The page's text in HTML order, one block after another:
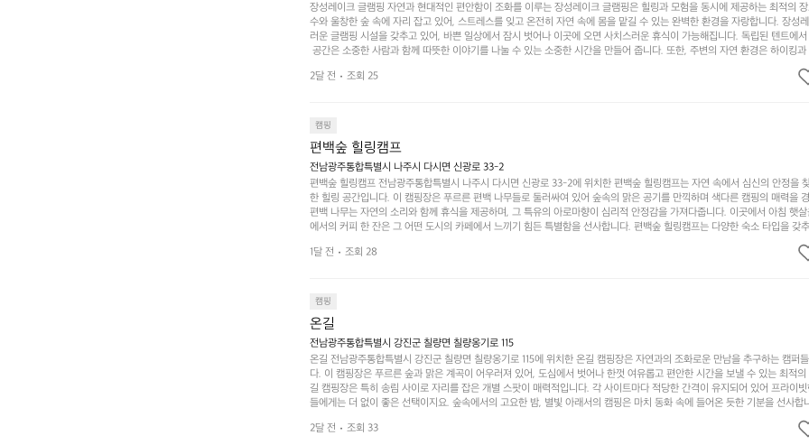
장성레이크 글램핑 자연과 현대적인 편안함이 조화를 이루는 장성레이크 글램핑은 힐링과 모험을 동시에 제공하는 최적의
수와 울창한 숲 속에 자리 잡고 있어, 스트레스를 잊고 온전히 자연 속에 몸을 맡길 수 있는 완벽한 환경을 자랑합니다. 장성
러운 글램핑 시설을 갖추고 있어, 바쁜 일상에서 잠시 벗어나 이곳에 오면 사치스러운 휴식이 가능해집니다. 독립된 텐트에
공간은 소중한 사람과 함께 따뜻한 이야기를 나눌 수 있는 소중한 시간을 만들어 줍니다. 또한, 주변의 자연 환경은 하이킹
액티비티를 즐기기에 그야말로 완벽한 조건을 갖추고 있습니다. 이곳에서의 캠핑은 단순한 숙박이 아닌, 가족과 친구들과
하는 시간이 될 것입니다. 특히 식사를 좋아하는 분들에게는 매주 특별한 바비큐 파티와 지역에서 나는 신선한 재료로 만든
사람들과 함께하세요. 당신의 대자연 속 힐링을 기다리는 장성레이크 글램핑은 언젠가 반드시 방문해봐야 할 명소로 자리매
도: ★★★★★
2달 전 조회 25
캠핑
편백숲 힐링캠프
전남광주통합특별시 나주시 다시면 신광로 33-2
편백숲 힐링캠프 전남광주통합특별시 나주시 다시면 신광로 33-2에 위치한 편백숲 힐링캠프는 자연 속에서 심신의 안정을
한 힐링 공간입니다. 이 캠핑장은 푸르른 편백 나무들로 둘러싸여 있어 숲속의 맑은 공기를 만끽하며 색다른 캠핑의 매력을
편백 나무는 자연의 소리와 함께 휴식을 제공하며, 그 특유의 아로마향이 심리적 안정감을 가져다줍니다. 이곳에서 아침 햇
에서의 커피 한 잔은 그 어떤 도시의 카페에서 느끼기 힘든 특별함을 선사합니다. 편백숲 힐링캠프는 다양한 숙소 타입을 갖
론 친구나 연인과 함께 더욱 기억에 남는 특별한 시간을 보낼 수 있습니다. 주변에는 자전거 도로와 하이킹 트레일이 있어 액
기회도 많은데, 자전거를 타거나 숲속을 거닐며 다양한 생태계를 체험해보는 것도 일상의 스트레스를 잊게 해줍니다. 또한,
조화 속에서 힐링할 수 있는 편백숲 힐링캠프는 현대인의 바쁜 일상에서 벗어나 소중한 시간을 가지고 싶은 분들에게 특히
나주로 떠나 여유로움과 행복이 가득한 캠핑을 경험해보세요! 인기 정도: ★★★★☆
1달 전 조회 28
캠핑
온길
전남광주통합특별시 강진군 칠량면 칠량옹기로 115
온길 전남광주통합특별시 강진군 칠량면 칠량옹기로 115에 위치한 온길 캠핑장은 자연과의 조화로운 만남을 추구하는 캠퍼
다. 이 캠핑장은 푸르른 숲과 맑은 계곡이 어우러져 있어, 도심에서 벗어나 한껏 여유롭고 편안한 시간을 보낼 수 있는 최적
길 캠핑장은 특히 송림 사이로 자리를 잡은 개별 스팟이 매력적입니다. 각 사이트마다 적당한 간격이 유지되어 있어 프라이
들에게는 더 없이 좋은 선택이지요. 숲속에서의 고요한 밤, 별빛 아래서의 캠핑은 마치 동화 속에 들어온 듯한 기분을 선사합
야외 활동도 가능해 가족과 친구들이 함께 즐기기에 적합합니다. 하이킹, 자전거 타기, 그리고 근처의 계곡에서는 수영과 낚
일상에서 벗어나 여러 가지 재미를 선사합니다. 또한, 캠핑장 내에는 깨끗한 화장실과 샤워 시설이 잘 마련되어 있어 편리함
2달 전 조회 33